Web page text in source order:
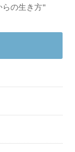
らの生き方"